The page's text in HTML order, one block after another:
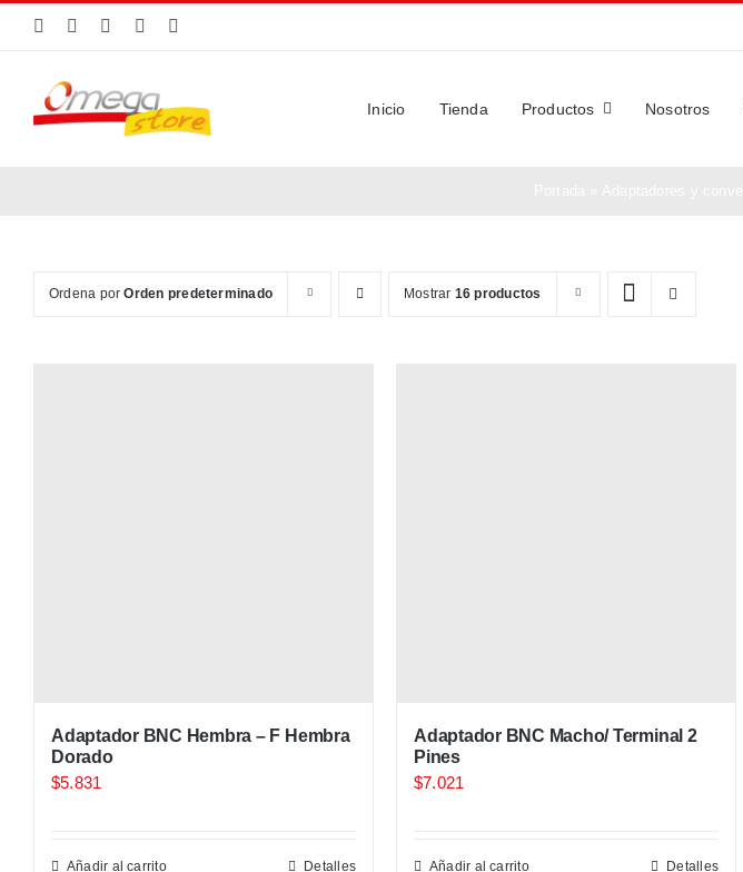
Inicio Tienda Productos Nosotros
Ordena porOrden predeterminado Mostrar 16 productos
Adaptador BNC Hembra – F Hembra
Dorado
$5.831
Añadir al carrito Detalles
Adaptador BNC Macho/ Terminal 2
Pines
$7.021
Añadir al carrito Detalles